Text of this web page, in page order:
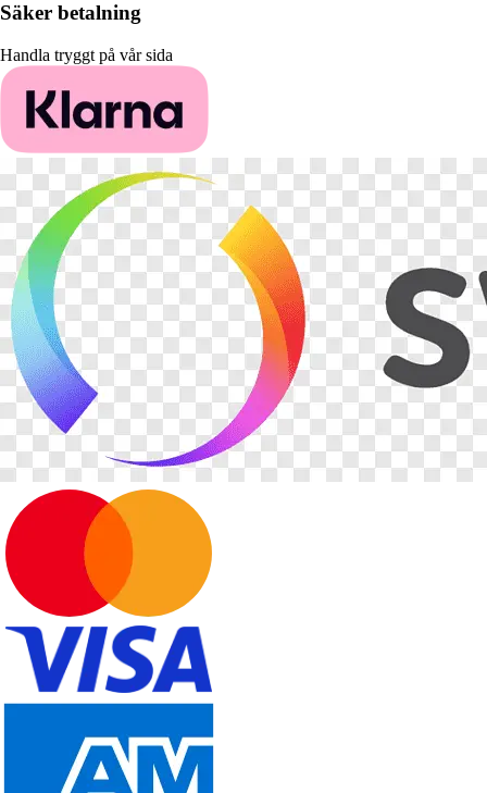
Säker betalning
Handla tryggt på vår sida